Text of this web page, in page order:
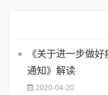
《关于进一步做
通知》解读
2020-04-20